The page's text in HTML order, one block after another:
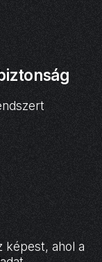
képest, ahol a